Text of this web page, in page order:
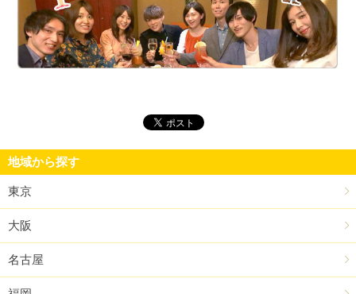
地域から探す
東京
大阪
名古屋